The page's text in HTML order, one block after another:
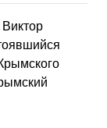
Виктор